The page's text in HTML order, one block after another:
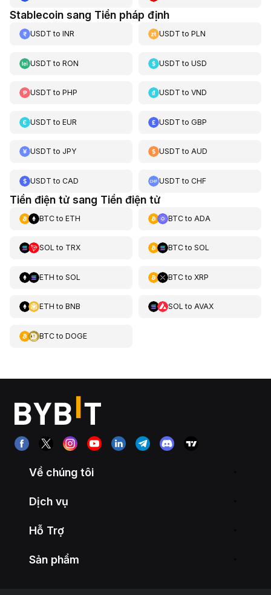
Stablecoin sang Tiền pháp định
USDT to INR USDT toPLN
USDT to RON USDT toUSD
USDT to PHP USDT toVND
USDT to EUR USDT toGBP
USDT to JPY USDT toAUD
USDT to CAD USDT toCHF
Tiền điện tử sang Tiền điện tử
BTCto ETH BTCto ADA
SOL to TRX BTCto SOL
ETH to SOL BTCto XRP
ETH to BNB SOL to AVAX
BTCto DOGE
Về chúng tôi
Dịch vụ
Hỗ Trợ
Sản phẩm